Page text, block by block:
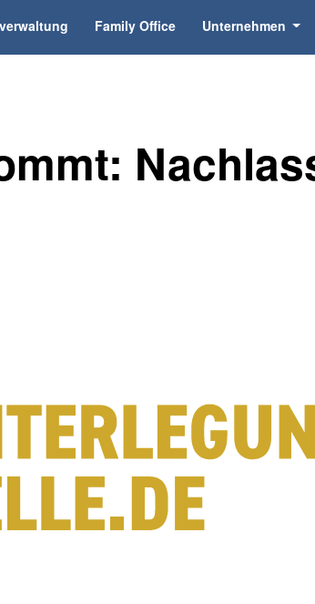
Family Office Unternehmen